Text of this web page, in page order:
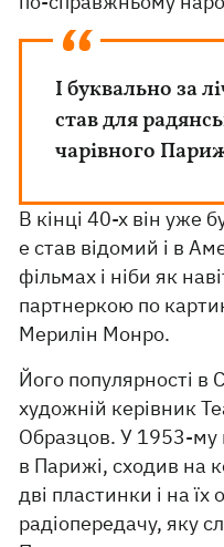
І буквально за
став для
чарівного
В кінці 40-х він уже
е став відомий і в
фільмах і ніби як
партнеркою по
Мерилін Монро.
Його популярності
художній керівник
Образцов. У 1953-му
в Парижі, сходив на
дві пластинки і на їх
радіопередачу, яку